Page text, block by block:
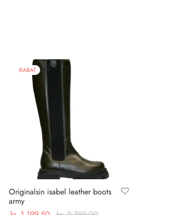
RABAT
Originalsin isabel leather boots
army